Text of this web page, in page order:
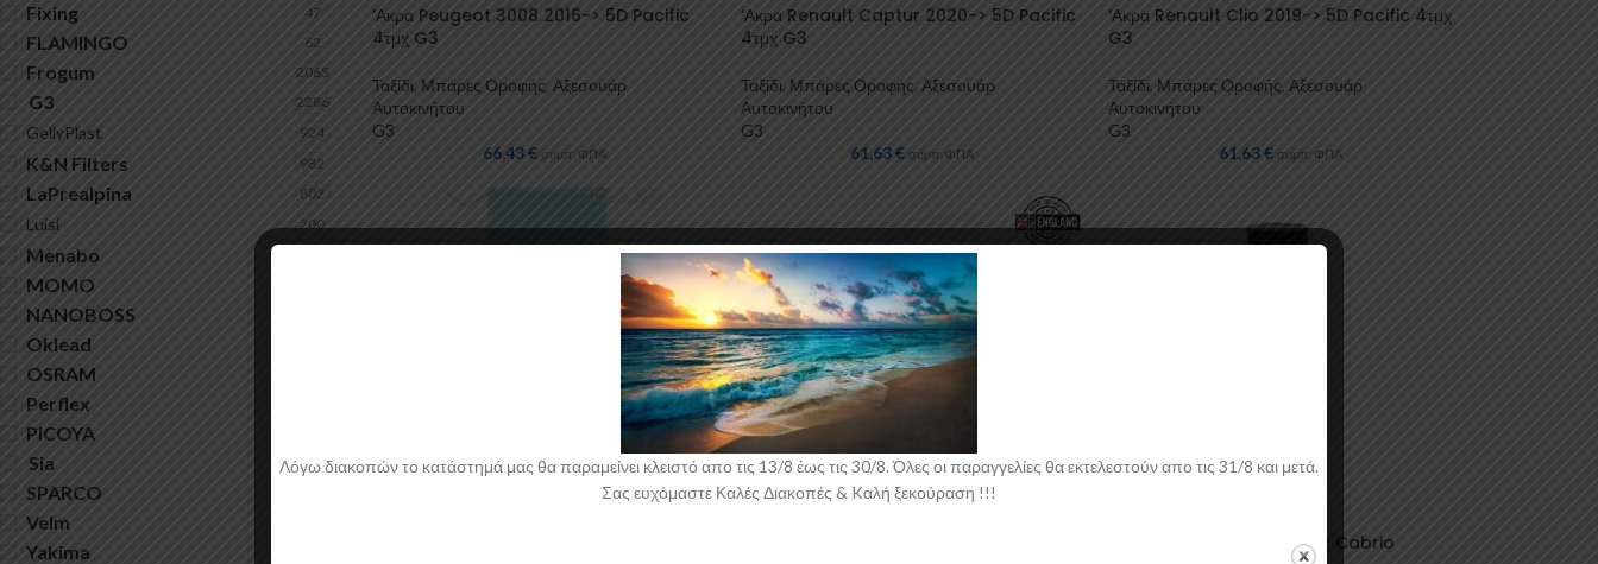
Fixing 47
FLAMINGO 62
Frogum 2065
G3 2286
GellyPlast 924
K&N Filters 982
LaPrealpina 802
Luisi 200
Menabo
MOMO
NANOBOSS
Oklead
OSRAM
Perflex
PICOYA
Sia 43
SPARCO
Velm
Yakima
‘Ακρα Peugeot 3008 2016-> 5D Pacific
4τμχ G3
Ταξίδι, Μπάρες Οροφής Αξεσουάρ
Αυτοκινήτου
G3
66,43€ συμπ. ΦΠΑ
‘Ακρα Renault Captur 2020-> 5D Pacific
4τμχ G3
Ταξίδι, Μπάρες Οροφής Αξεσουάρ
Αυτοκινήτου
G3
61,63€ συμπ. ΦΠΑ
‘Ακρα Renault Clio 2019-> 5D Pacific 4τμχ
G3
Ταξίδι, Μπάρες Οροφής, Αξεσουάρ
Αυτοκινήτου
G3
61,63€ συμπ. ΦΠΑ
A1 Αδιαβροχοποίηση Οροφής Cabrio
Λόγω διακοπών το κατάστημά μας θα παραμείνει κλειστό απο τις 13/8 έως τις 30/8. Όλες οι παραγγελίες θα εκτελεστούν απο τις 31/8 και μετά.
Σας ευχόμαστε Καλές Διακοπές & Kαλή ξεκούραση !!!